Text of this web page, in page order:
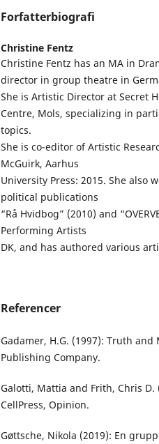
Forfatterbiografi
Christine Fentz
Christine Fentz has an MA in
director in group theatre in
She is Artistic Director at Secret
Centre, Mols, specializing in
topics.
She is co-editor of Artistic
McGuirk, Aarhus
University Press: 2015. She
political publications
“Rå Hvidbog” (2010) and
Performing Artists
DK, and has authored various
Referencer
Gadamer, H.G. (1997): Truth
Publishing Company.
Galotti, Mattia and Frith, Chris D.
CellPress, Opinion.
Gøttsche, Nikola (2019): En